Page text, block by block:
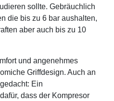
sollte. Gebräuchlich
die bis zu 6 bar aushalten,
aber auch bis zu 10
und angenehmes
Griffdesign. Auch an
Ein
dass der Kompresor